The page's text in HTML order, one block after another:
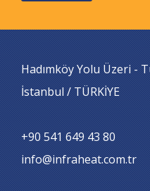
Hadımköy Yolu Üzeri -
İstanbul / TÜRKİYE
+90 541 649 43 80
info@infraheat.com.tr